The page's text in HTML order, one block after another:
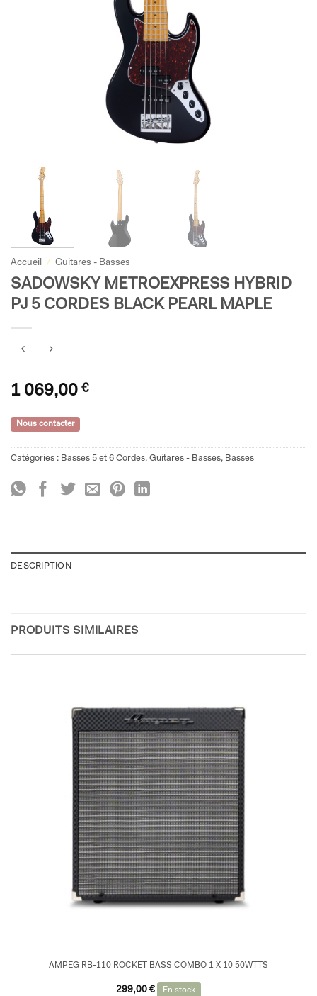
Accueil / Guitares - Basses
SADOWSKY METROEXPRESS HYBRID
PJ 5 CORDES BLACK PEARL MAPLE
1 069,00 €
Nous contacter
Catégories : Basses 5 et 6 Cordes, Guitares - Basses, Basses
DESCRIPTION
PRODUITS SIMILAIRES
AMPEG RB-110 ROCKET BASS COMBO 1 X 10 50WTTS
299,00 € En stock